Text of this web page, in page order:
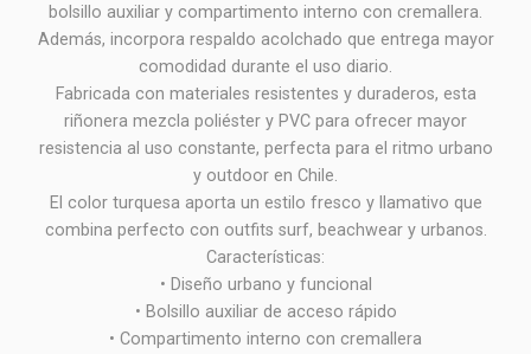
bolsillo auxiliar y compartimento interno con cremallera.
Además, incorpora respaldo acolchado que entrega mayor
comodidad durante el uso diario.
Fabricada con materiales resistentes y duraderos, esta
riñonera mezcla poliéster y PVC para ofrecer mayor
resistencia al uso constante, perfecta para el ritmo urbano
y outdoor en Chile.
El color turquesa aporta un estilo fresco y llamativo que
combina perfecto con outfits surf, beachwear y urbanos.
Características:
• Diseño urbano y funcional
• Bolsillo auxiliar de acceso rápido
• Compartimento interno con cremallera